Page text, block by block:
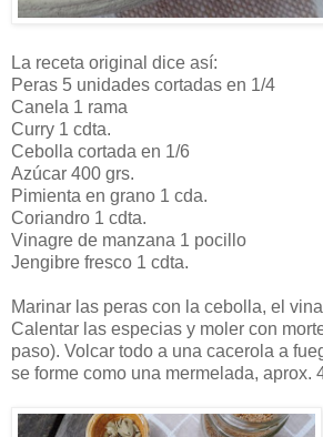
La receta original dice así:
Peras 5 unidades cortadas en 1/4
Canela 1 rama
Curry 1 cdta.
Cebolla cortada en 1/6
Azúcar 400 grs.
Pimienta en grano 1 cda.
Coriandro 1 cdta.
Vinagre de manzana 1 pocillo
Jengibre fresco 1 cdta.
Marinar las peras con la cebolla, el
Calentar las especias y moler con
paso). Volcar todo a una cacerola a
se forme como una mermelada, aprox.